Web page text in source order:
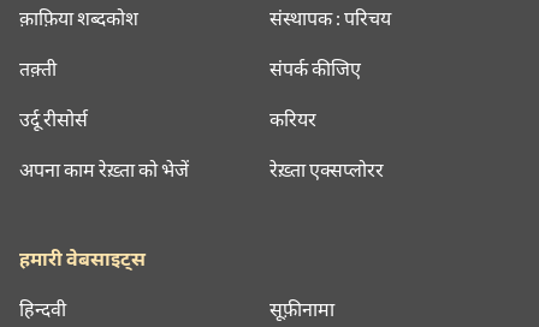
क़ाफ़िया शब्दकोश
तक़्ती
उर्दू रीसोर्स
अपना काम रेख़्ता को भेजें
संस्थापक : परिचय
संपर्क कीजिए
करियर
रेख़्ता एक्सप्लोरर
हमारी वेबसाइट्स
हिन्दवी सूफ़ीनामा